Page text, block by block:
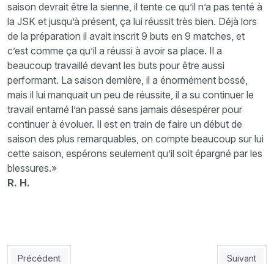
saison devrait être la sienne, il tente ce qu’il n’a pas tenté à
la JSK et jusqu’à présent, ça lui réussit très bien. Déjà lors
de la préparation il avait inscrit 9 buts en 9 matches, et
c’est comme ça qu’il a réussi à avoir sa place. Il a
beaucoup travaillé devant les buts pour être aussi
performant. La saison dernière, il a énormément bossé,
mais il lui manquait un peu de réussite, il a su continuer le
travail entamé l’an passé sans jamais désespérer pour
continuer à évoluer. Il est en train de faire un début de
saison des plus remarquables, on compte beaucoup sur lui
cette saison, espérons seulement qu’il soit épargné par les
blessures.»
R. H.
Article précédent : ASMO / Chaib : «Les bons résultats nous
Précédent Article
Suivant